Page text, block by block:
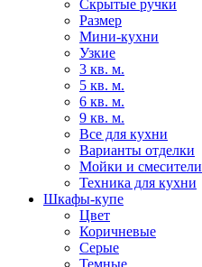
Скрытые ручки
Размер
Мини-кухни
Узкие
3 кв. м.
5 кв. м.
6 кв. м.
9 кв. м.
Все для кухни
Варианты отделки
Мойки и смесители
Техника для кухни
Шкафы-купе
Цвет
Коричневые
Серые
Темные